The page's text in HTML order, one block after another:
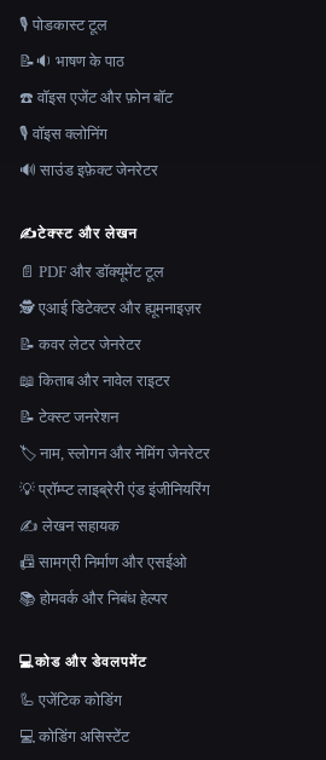
🎙️ पोडकास्ट टूल
📝🔉 भाषण के पाठ
☎️ वॉइस एजेंट और फ़ोन बॉट
🎙️ वॉइस क्लोनिंग
🔊 साउंड इफ़ेक्ट जेनरेटर
✍️टेक्स्ट और लेखन
📄 PDF और डॉक्यूमेंट टूल
🕵️ एआई डिटेक्टर और ह्यूमनाइज़र
📝 कवर लेटर जेनरेटर
📖 किताब और नावेल राइटर
📝 टेक्स्ट जनरेशन
🏷️ नाम, स्लोगन और नेमिंग जेनरेटर
💡 प्रॉम्प्ट लाइब्रेरी एंड इंजीनियरिंग
✍️ लेखन सहायक
📠 सामग्री निर्माण और एसईओ
📚 होमवर्क और निबंध हेल्पर
💻कोड और डेवलपमेंट
🦾 एजेंटिक कोडिंग
💻 कोडिंग असिस्टेंट